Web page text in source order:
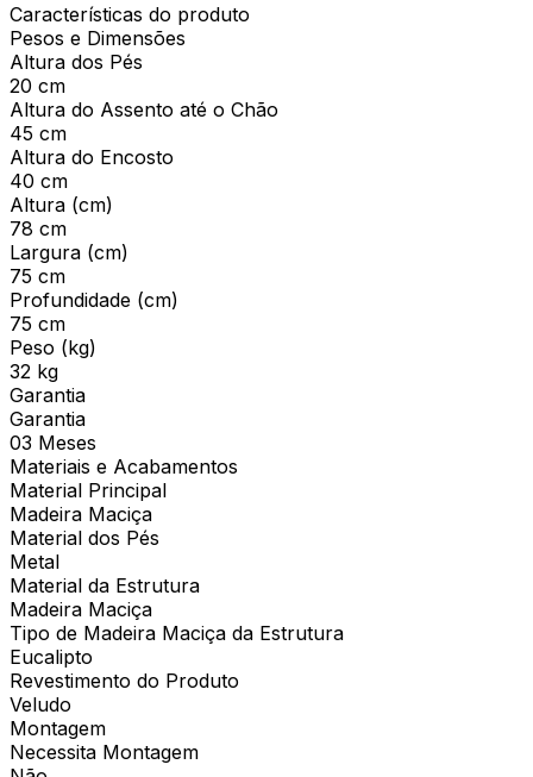
Características do produto
Pesos e Dimensões
Altura dos Pés
20 cm
Altura do Assento até o Chão
45 cm
Altura do Encosto
40 cm
Altura (cm)
78 cm
Largura (cm)
75 cm
Profundidade (cm)
75 cm
Peso (kg)
32 kg
Garantia
Garantia
03 Meses
Materiais e Acabamentos
Material Principal
Madeira Maciça
Material dos Pés
Metal
Material da Estrutura
Madeira Maciça
Tipo de Madeira Maciça da Estrutura
Eucalipto
Revestimento do Produto
Veludo
Montagem
Necessita Montagem